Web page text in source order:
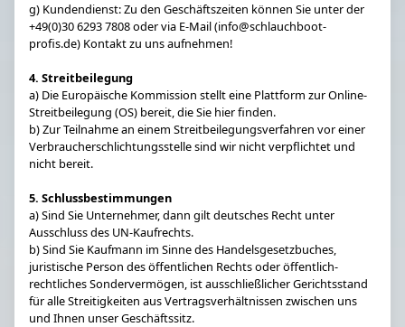
g) Kundendienst: Zu den Geschäftszeiten können Sie unter der
+49(0)30 6293 7808 oder via E-Mail (info@schlauchboot-
profis.de) Kontakt zu uns aufnehmen!
4. Streitbeilegung
a) Die Europäische Kommission stellt eine Plattform zur Online-
Streitbeilegung (OS) bereit, die Sie hier finden.
b) Zur Teilnahme an einem Streitbeilegungsverfahren vor einer
Verbraucherschlichtungsstelle sind wir nicht verpflichtet und
nicht bereit.
5. Schlussbestimmungen
a) Sind Sie Unternehmer, dann gilt deutsches Recht unter
Ausschluss des UN-Kaufrechts.
b) Sind Sie Kaufmann im Sinne des Handelsgesetzbuches,
juristische Person des öffentlichen Rechts oder öffentlich-
rechtliches Sondervermögen, ist ausschließlicher Gerichtsstand
für alle Streitigkeiten aus Vertragsverhältnissen zwischen uns
und Ihnen unser Geschäftssitz.